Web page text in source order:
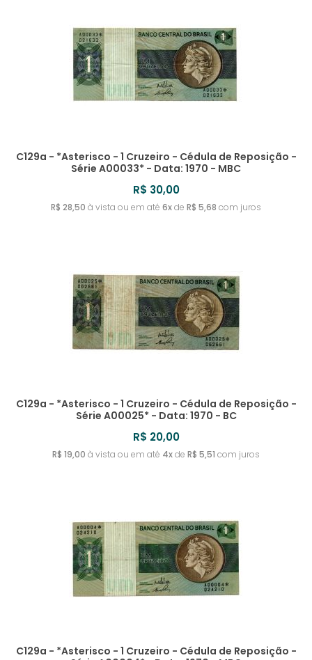
C129a - *Asterisco - 1 Cruzeiro - Cédula de Reposição -
Série A00033* - Data: 1970 - MBC
R$ 30,00
R$ 28,50 à vista ou em até 6xde R$ 5,68 com juros
C129a - *Asterisco - 1 Cruzeiro - Cédula de Reposição -
Série A00025* - Data: 1970 - BC
R$ 20,00
R$ 19,00 à vista ou em até 4xde R$ 5,51 com juros
C129a - *Asterisco - 1 Cruzeiro - Cédula de Reposição -